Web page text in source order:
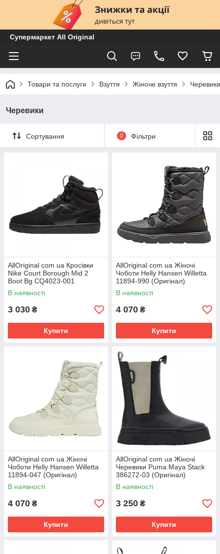
Супермаркет All Original
Товари та послуги Взуття Жіноче взуття Черевики
Черевики
Сортування 0 Фільтри
AllOriginal com ua Кросівки
Nike Court Borough Mid 2
Boot Bg CQ4023-001
(Оригінал) РОЗМІРИ
ЗАПИТУЙТЕ
В наявності
3 030 ₴
Купити
AllOriginal com ua Жіночі
Чоботи Helly Hansen Willetta
11894-990 (Оригінал)
РОЗМІРИ ЗАПИТУЙТЕ
В наявності
4 070 ₴
Купити
AllOriginal com ua Жіночі
Чоботи Helly Hansen Willetta
11894-047 (Оригінал)
РОЗМІРИ ЗАПИТУЙТЕ
В наявності
4 070 ₴
Купити
AllOriginal com ua Жіночі
Черевики Puma Maya Stack
386272-03 (Оригінал)
РОЗМІРИ ЗАПИТУЙТЕ
В наявності
3 250 ₴
Купити